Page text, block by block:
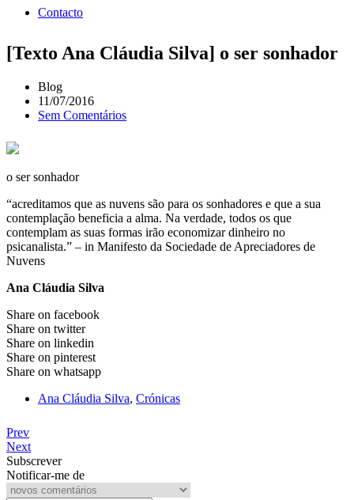
Contacto
[Texto Ana Cláudia Silva] o ser sonhador
Blog
11/07/2016
Sem Comentários
o ser sonhador
“acreditamos que as nuvens são para os sonhadores e que a sua
contemplação beneficia a alma. Na verdade, todos os que
contemplam as suas formas irão economizar dinheiro no
psicanalista.” – in Manifesto da Sociedade de Apreciadores de
Nuvens
Ana Cláudia Silva
Share on facebook
Share on twitter
Share on linkedin
Share on pinterest
Share on whatsapp
Ana Cláudia Silva, Crónicas
Prev
Next
Subscrever
Notificar-me de